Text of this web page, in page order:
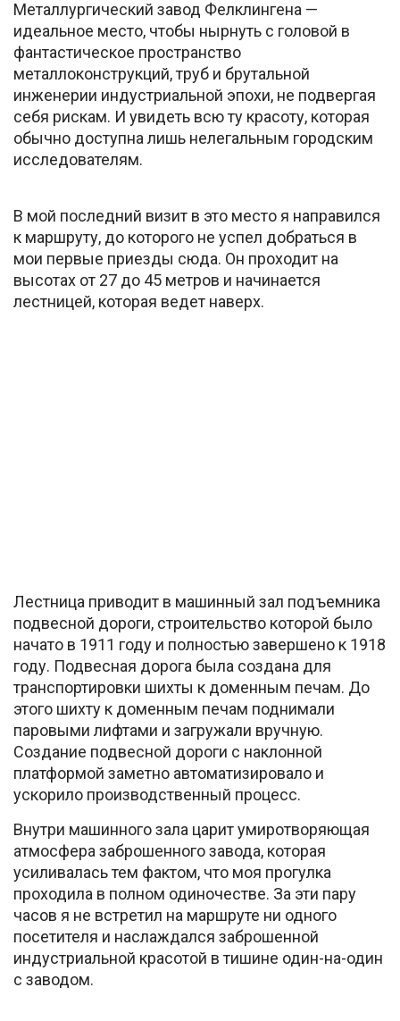
Металлургический завод Фелклингена —
идеальное место, чтобы нырнуть с головой в
фантастическое пространство
металлоконструкций, труб и брутальной
инженерии индустриальной эпохи, не подвергая
себя рискам. И увидеть всю ту красоту, которая
обычно доступна лишь нелегальным городским
исследователям.
В мой последний визит в это место я направился
к маршруту, до которого не успел добраться в
мои первые приезды сюда. Он проходит на
высотах от 27 до 45 метров и начинается
лестницей, которая ведет наверх.
Лестница приводит в машинный зал подъемника
подвесной дороги, строительство которой было
начато в 1911 году и полностью завершено к 1918
году. Подвесная дорога была создана для
транспортировки шихты к доменным печам. До
этого шихту к доменным печам поднимали
паровыми лифтами и загружали вручную.
Создание подвесной дороги с наклонной
платформой заметно автоматизировало и
ускорило производственный процесс.
Внутри машинного зала царит умиротворяющая
атмосфера заброшенного завода, которая
усиливалась тем фактом, что моя прогулка
проходила в полном одиночестве. За эти пару
часов я не встретил на маршруте ни одного
посетителя и наслаждался заброшенной
индустриальной красотой в тишине один-на-один
с заводом.